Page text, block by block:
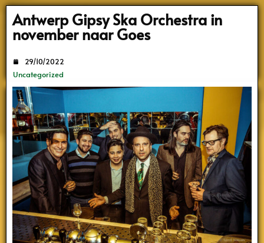
Antwerp Gipsy Ska Orchestra in
november naar Goes
Uncategorized
29/10/2022